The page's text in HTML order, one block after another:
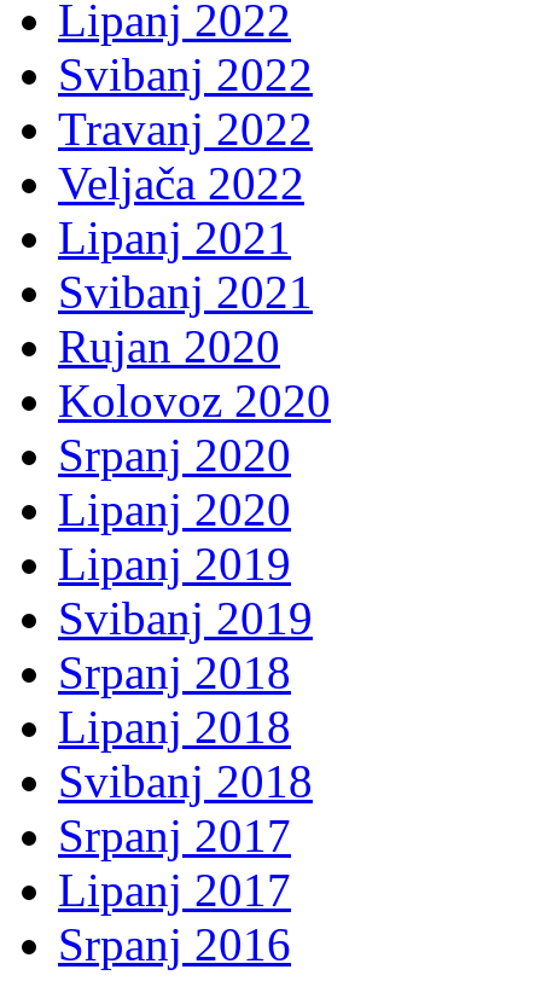
Lipanj 2022
Svibanj 2022
Travanj 2022
Veljača 2022
Lipanj 2021
Svibanj 2021
Rujan 2020
Kolovoz 2020
Srpanj 2020
Lipanj 2020
Lipanj 2019
Svibanj 2019
Srpanj 2018
Lipanj 2018
Svibanj 2018
Srpanj 2017
Lipanj 2017
Srpanj 2016